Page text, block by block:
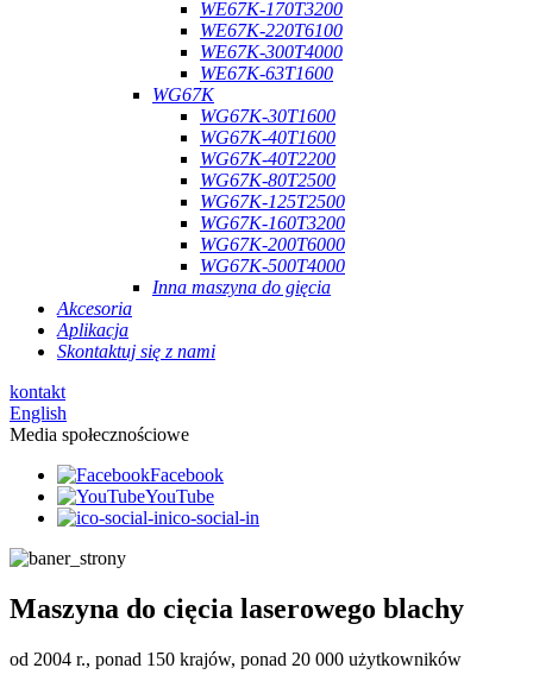
WE67K-170T3200
WE67K-220T6100
WE67K-300T4000
WE67K-63T1600
WG67K
WG67K-30T1600
WG67K-40T1600
WG67K-40T2200
WG67K-80T2500
WG67K-125T2500
WG67K-160T3200
WG67K-200T6000
WG67K-500T4000
Inna maszyna do gięcia
Akcesoria
Aplikacja
Skontaktuj się z nami
kontakt
English
Media społecznościowe
Facebook
YouTube
ico-social-in
Maszyna do cięcia laserowego blachy
od 2004 r., ponad 150 krajów, ponad 20 000 użytkowników